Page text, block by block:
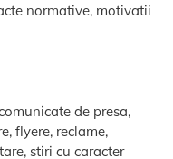
normative, motivatii
de presa,
flyere, reclame,
stiri cu caracter